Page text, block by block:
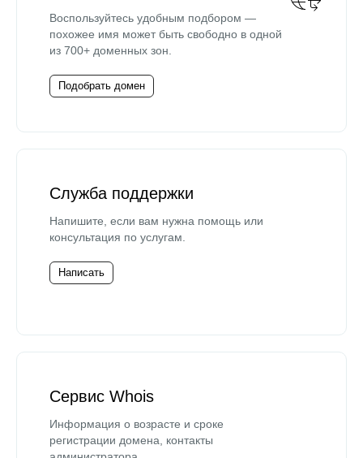
Воспользуйтесь удобным подбором —
похожее имя может быть свободно в одной
из 700+ доменных зон.
Подобрать домен
Служба поддержки
Напишите, если вам нужна помощь или
консультация по услугам.
Написать
Сервис Whois
Информация о возрасте и сроке
регистрации домена, контакты